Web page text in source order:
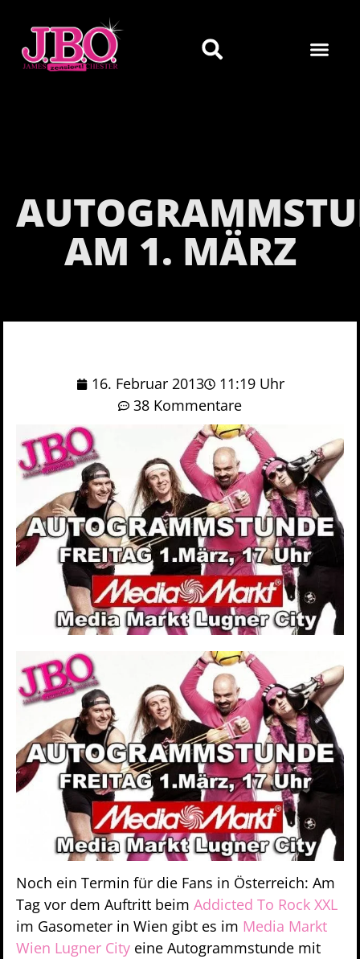
AM 1. MÄRZ
16. Februar 2013
11:19 Uhr
38 Kommentare
Noch ein Termin für die Fans in Österreich: Am
Tag vor dem Auftritt beim Addicted To Rock XXL
im Gasometer in Wien gibt es im Media Markt
Wien Lugner City eine Autogrammstunde mit